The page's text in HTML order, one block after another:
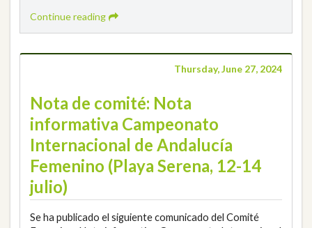
Continue reading
Thursday, June 27, 2024
Nota de comité: Nota
informativa Campeonato
Internacional de Andalucía
Femenino (Playa Serena, 12-14
julio)
Se ha publicado el siguiente comunicado del Comité